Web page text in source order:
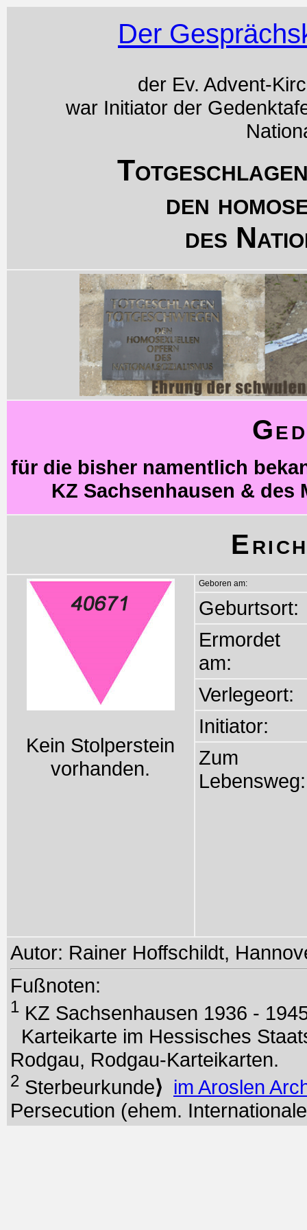
Der
der Ev. Advent-
war Initiator der
den
des
für die bisher namentlich
KZ Sachsenhausen & des
Kein Stolperstein
vorhanden.
Geboren am:
Geburtsort:
Ermordet
am:
Verlegeort:
Initiator:
Zum
Lebensweg:
Autor: Rainer Hoffschildt,
Fußnoten:
1 KZ Sachsenhausen 1936 -
Karteikarte im Hessisches
Rodgau, Rodgau-Karteikarten.
2 Sterbeurkunde⟩ im Aroslen
Persecution (ehem.